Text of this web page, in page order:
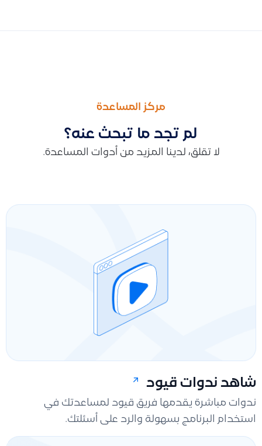
مركز المساعدة
لم تجد ما تبحث عنه؟
لا تقلق، لدينا المزيد من أدوات المساعدة.
شاهد ندوات قيود
ندوات مباشرة يقدمها فريق قيود لمساعدتك في
استخدام البرنامج بسهولة والرد على أسئلتك.